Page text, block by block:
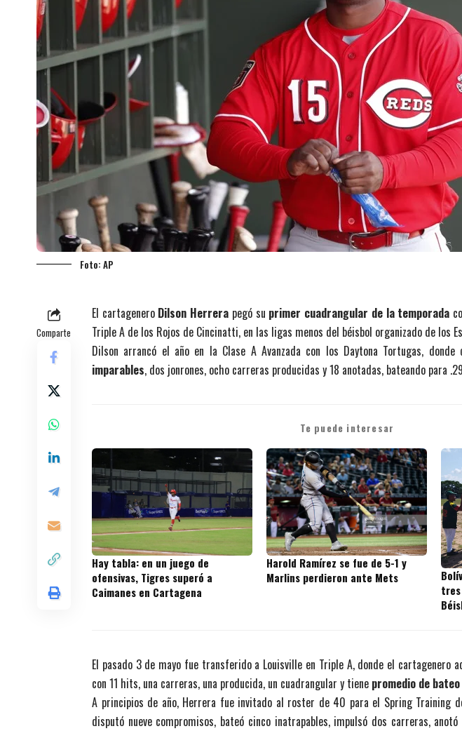
Foto: AP
Comparte
El cartagenero Dilson Herrera pegó su primer cuadrangular de la temporada
Triple A de los Rojos de Cincinatti, en las ligas menos del béisbol organizado de los
Dilson arrancó el año en la Clase A Avanzada con los Daytona Tortugas, donde
imparables, dos jonrones, ocho carreras producidas y 18 anotadas, bateando para
Te puede interesar
Hay tabla: en un juego de
ofensivas, Tigres superó a
Caimanes en Cartagena
Harold Ramírez se fue de 5-1 y
Marlins perdieron ante Mets
El pasado 3 de mayo fue transferido a Louisville en Triple A, donde el cartagenero
con 11 hits, una carreras, una producida, un cuadrangular y tiene promedio de
A principios de año, Herrera fue invitado al roster de 40 para el Spring Training
disputó nueve compromisos, bateó cinco inatrapables, impulsó dos carreras,